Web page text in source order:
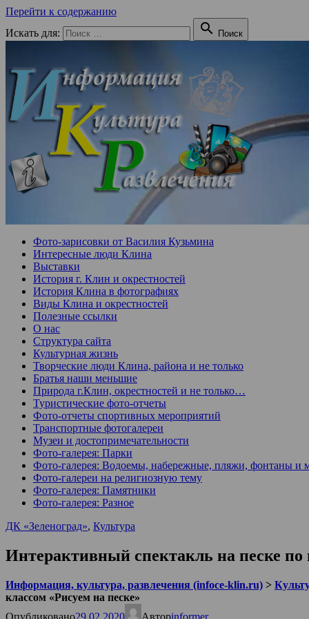
Перейти к содержанию
Искать для:
 Поиск
Фото-зарисовки от Василия Кузьмина
Интересные люди Клина
Выставки
История г. Клин и окрестностей
История Клина в фотографиях
Виды Клина и окрестностей
Полезные ссылки
О нас
Структура сайта
Культурная жизнь
Творческие люди Клина, района и не только
Братья наши меньшие
Природа г.Клин, окрестностей и не только…
Туристические фото-отчеты
Фото-отчеты спортивных мероприятий
Транспортные фотогалереи
Музеи и достопримечательности
Фото-галерея: Парки
Фото-галерея: Водоемы, набережные, пляжи, фонтаны и
Фото-галереи на религиозную тему
Фото-галерея: Памятники
Фото-галерея: Разное
ДК «Зеленоград», Культура
Интерактивный спектакль на песке по
Информация, культура, развлечения (infoce-klin.ru) >
классом «Рисуем на песке»
Опубликовано29.02.2020 Авторinformer